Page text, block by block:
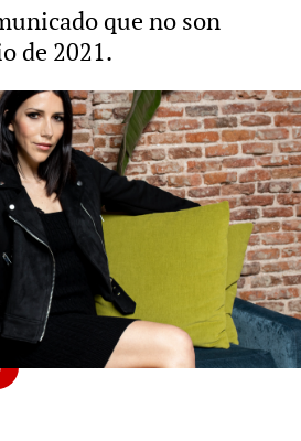
que no son
de 2021.
febrero de 2022, 12:14